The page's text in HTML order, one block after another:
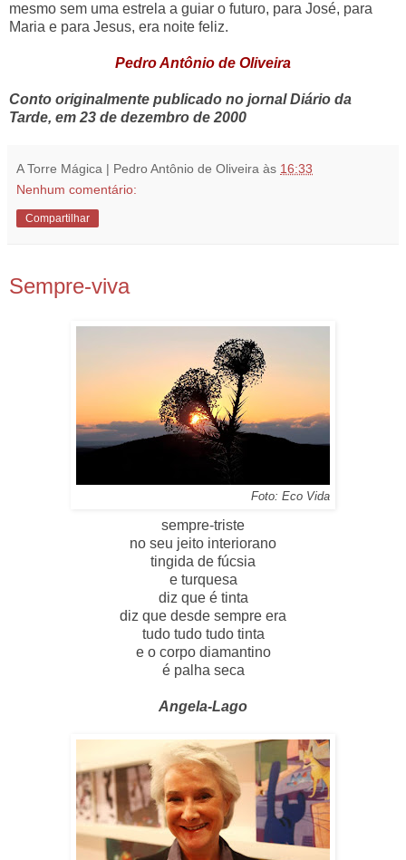
mesmo sem uma estrela a guiar o futuro, para José, para
Maria e para Jesus, era noite feliz.
Pedro Antônio de Oliveira
Conto originalmente publicado no jornal Diário da
Tarde, em 23 de dezembro de 2000
A Torre Mágica | Pedro Antônio de Oliveira às 16:33
Nenhum comentário:
Compartilhar
Sempre-viva
Foto: Eco Vida
sempre-triste
no seu jeito interiorano
tingida de fúcsia
e turquesa
diz que é tinta
diz que desde sempre era
tudo tudo tudo tinta
e o corpo diamantino
é palha seca
Angela-Lago